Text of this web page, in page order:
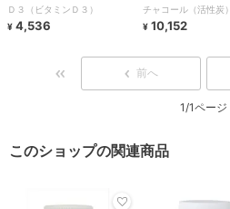
Ｄ３（ビタミンＤ３）
¥ 4,536
チャコール（活性炭）
¥ 10,152
前へ
1/1ページ
このショップの関連商品